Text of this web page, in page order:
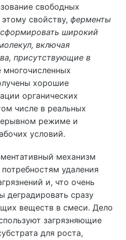
свободных
свойству, ферменты
широкий
включая
присутствующие в
многочисленных
хорошие
органических
числе в реальных
режиме и
условий.
механизм
удаления
и, что очень
деградировать сразу
веществ в смеси. Дело
загрязняющие
для роста,